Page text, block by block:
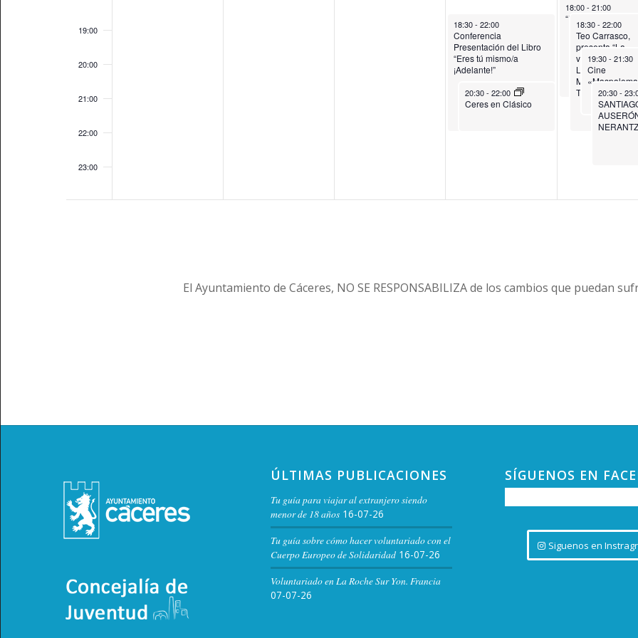
19:00
20:00
21:00
22:00
23:00
November 13, 2025
18:30-22:00
Conferencia
Presentación del Libro
“Eres tú mismo/a
¡Adelante!”
November 13, 2025
20:30- 22:00
Ceres en Clásico
November 14, 2025
18:00- 21:00
“Proyecto Eva:
November 14, 2025
18:30-22:00
Teo Carrasco,
presenta “La
venganza de
Las aventuras de
Miriam Chuli y
Teo”
November 14,
19:30- 21:30
Cine
November
20:30-
El Ayuntamiento de Cáceres, NO SE RESPONSABILIZA de los cambios que puedan
ÚLTIMAS PUBLICACIONES
Tu guía para viajar al extranjero siendo
menor de 18 años 16-07-26
Tu guía sobre cómo hacer voluntariado con el
Cuerpo Europeo de Solidaridad 16-07-26
Voluntariado en La Roche Sur Yon. Francia
07-07-26
SÍGUENOS EN
Siguenos en